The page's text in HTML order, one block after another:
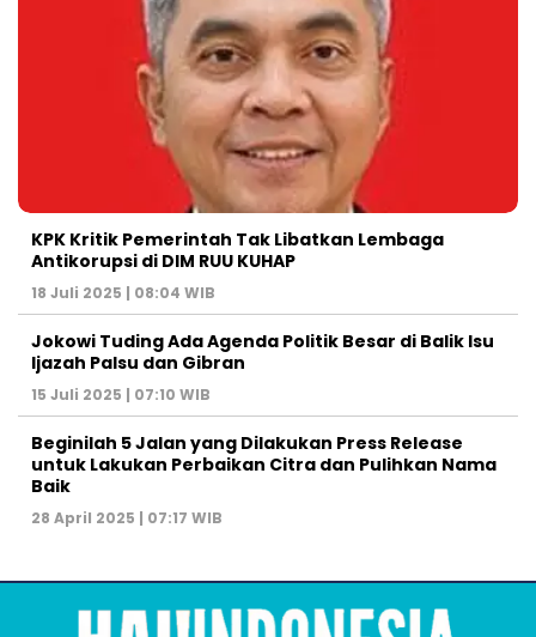
KPK Kritik Pemerintah Tak Libatkan Lembaga
Antikorupsi di DIM RUU KUHAP
18 Juli 2025 | 08:04 WIB
Jokowi Tuding Ada Agenda Politik Besar di Balik Isu
Ijazah Palsu dan Gibran
15 Juli 2025 | 07:10 WIB
Beginilah 5 Jalan yang Dilakukan Press Release
untuk Lakukan Perbaikan Citra dan Pulihkan Nama
Baik
28 April 2025 | 07:17 WIB